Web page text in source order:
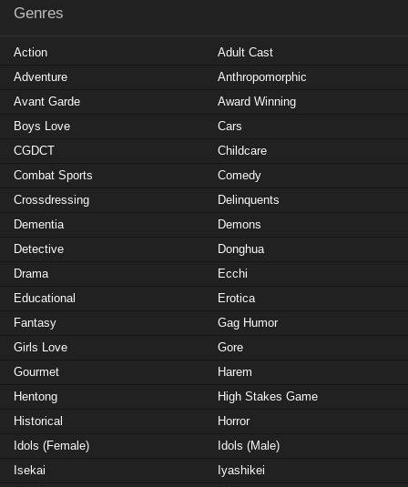
Genres
Action
Adult Cast
Adventure
Anthropomorphic
Avant Garde
Award Winning
Boys Love
Cars
CGDCT
Childcare
Combat Sports
Comedy
Crossdressing
Delinquents
Dementia
Demons
Detective
Donghua
Drama
Ecchi
Educational
Erotica
Fantasy
Gag Humor
Girls Love
Gore
Gourmet
Harem
Hentong
High Stakes Game
Historical
Horror
Idols (Female)
Idols (Male)
Isekai
Iyashikei